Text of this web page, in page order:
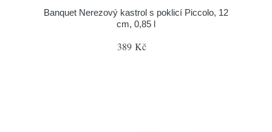
Banquet Nerezový kastrol s poklicí Piccolo, 12
cm, 0,85 l
389 Kč